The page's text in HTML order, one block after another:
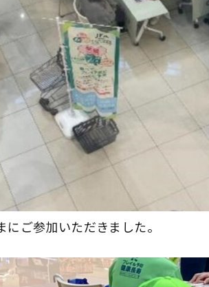
ご参加いただきました。